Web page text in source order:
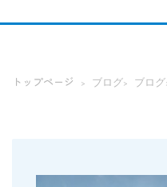
電話：
トップページ > ブログ> ブログ